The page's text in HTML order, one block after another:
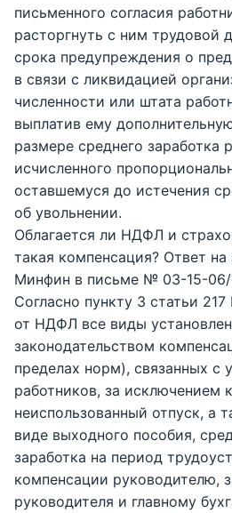
письменного согласия
расторгнуть с ним трудовой
срока предупреждения о
в связи с ликвидацией
численности или штата
выплатив ему
размере среднего заработка
исчисленного
оставшемуся до истечения
об увольнении.
Облагается ли НДФЛ и
такая компенсация? Ответ на
Минфин в письме № 03-15-06/
Согласно пункту 3 статьи
от НДФЛ все виды
законодательством
пределах норм), связанных с
работников, за исключением
неиспользованный отпуск, а
виде выходного пособия,
заработка на период
компенсации руководителю,
руководителя и главному